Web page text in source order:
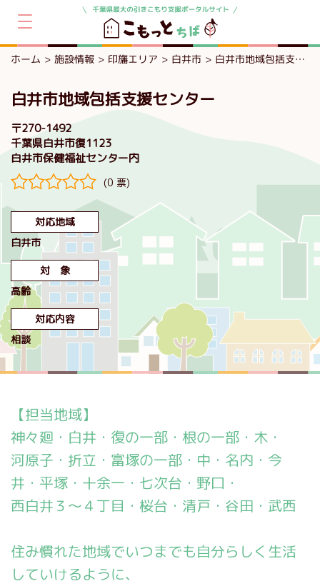
ホーム 施設情報 印旛エリア 白井市 白井市地域包括支援センター
白井市地域包括支援センター
〒270-1492
千葉県白井市復1123
白井市保健福祉センター内
(0 票)
対応地域
白井市
対 象
高齢
対応内容
相談
【担当地域】
神々廻・白井・復の一部・根の一部・木・
河原子・折立・富塚の一部・中・名内・今
井・平塚・十余一・七次台・野口・
西白井３～４丁目・桜台・清戸・谷田・武西
住み慣れた地域でいつまでも自分らしく生活
していけるように、